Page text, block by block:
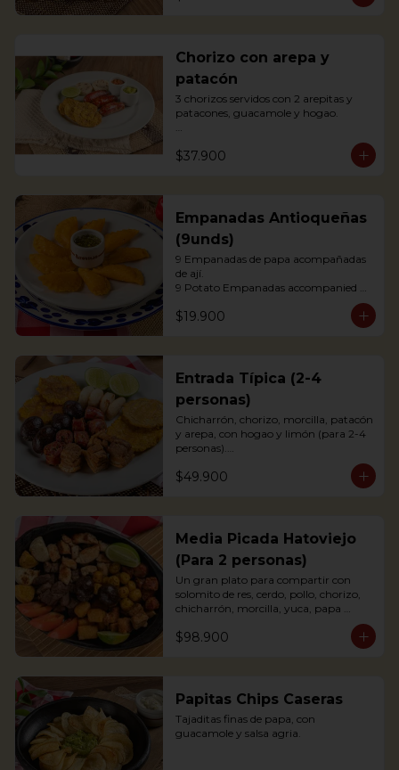
crunchiness, accompanied by creole
potatoes, onion and agras reduction.
Chorizo con arepa y
patacón
3 chorizos servidos con 2 arepitas y
patacones, guacamole y hogao.
Antioquian Sausage with arepa and
green plantains.
$37.900
Empanadas Antioqueñas
(9unds)
9 Empanadas de papa acompañadas
de ají.
9 Potato Empanadas accompanied
$19.900
Entrada Típica (2-4
personas)
Chicharrón, chorizo, morcilla, patacón
y arepa, con hogao y limón (para 2-4
personas).
*Arepa de mote: no hay disponibilidad
Portions of pork crackling, sausage,
$49.900
Media Picada Hatoviejo
(Para 2 personas)
Un gran plato para compartir con
solomito de res, cerdo, pollo, chorizo,
chicharrón, morcilla, yuca, papa
Acompañada de salsa de tomate, salsa
$98.900
Papitas Chips Caseras
Tajaditas finas de papa, con
guacamole y salsa agria.